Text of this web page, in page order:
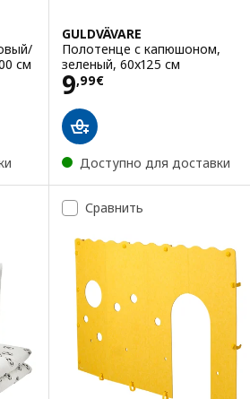
см
GULDVÄVARE
Полотенце с капюшоном,
зеленый, 60x125 см
9,99€
Цена 9,99€
Доступно для доставки
Сравнить